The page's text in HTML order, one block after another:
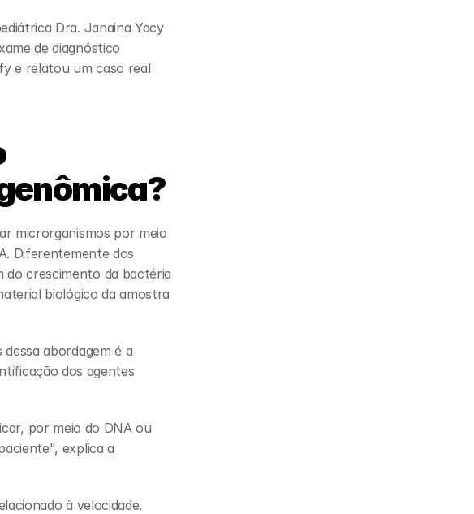
Dra. Janaina Yacy
de diagnóstico
e relatou um caso real
microrganismos por meio
Diferentemente dos
do crescimento da bactéria
biológico da amostra
abordagem é a
dos agentes
por meio do DNA ou
explica a
à velocidade.